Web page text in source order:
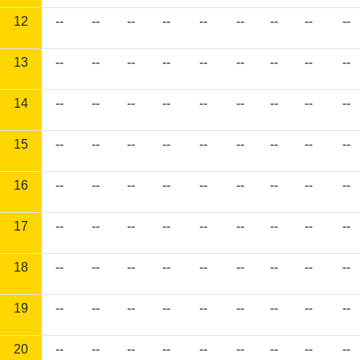
12 -- -- -- -- -- -- -- -- --
13 -- -- -- -- -- -- -- -- --
14 -- -- -- -- -- -- -- -- --
15 -- -- -- -- -- -- -- -- --
16 -- -- -- -- -- -- -- -- --
17 -- -- -- -- -- -- -- -- --
18 -- -- -- -- -- -- -- -- --
19 -- -- -- -- -- -- -- -- --
20 -- -- -- -- -- -- -- -- --